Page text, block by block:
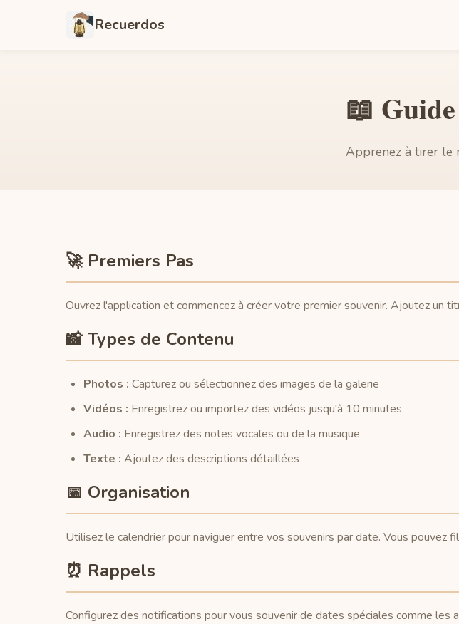
Recuerdos
📖
Apprenez à tirer le
🚀 Premiers Pas
Ouvrez l'application et commencez à créer votre premier souvenir. Ajoutez un
📸 Types de Contenu
Photos : Capturez ou sélectionnez des images de la galerie
Vidéos : Enregistrez ou importez des vidéos jusqu'à 10 minutes
Audio : Enregistrez des notes vocales ou de la musique
Texte : Ajoutez des descriptions détaillées
📅 Organisation
Utilisez le calendrier pour naviguer entre vos souvenirs par date. Vous pouvez
⏰ Rappels
Configurez des notifications pour vous souvenir de dates spéciales comme les